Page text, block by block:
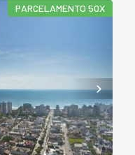
PARCELAMENTO 50X